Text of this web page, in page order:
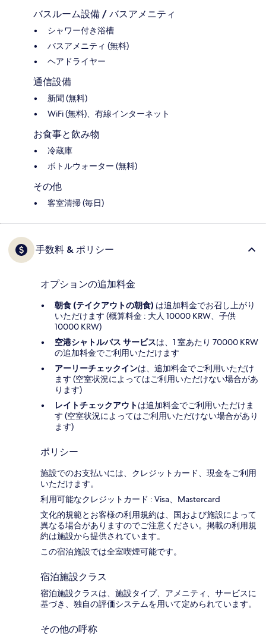
バスルーム設備 / バスアメニティ
シャワー付き浴槽
バスアメニティ (無料)
ヘアドライヤー
通信設備
新聞 (無料)
WiFi (無料)、有線インターネット
お食事と飲み物
冷蔵庫
ボトルウォーター (無料)
その他
客室清掃 (毎日)
手数料 & ポリシー
オプションの追加料金
朝食 (テイクアウトの朝食) は追加料金でお召し上がり
いただけます (概算料金 : 大人 10000 KRW、子供
10000 KRW)
空港シャトルバス サービスは、1 室あたり 70000 KRW
の追加料金でご利用いただけます
アーリーチェックインは、追加料金でご利用いただけ
ます (空室状況によってはご利用いただけない場合があ
ります)
レイトチェックアウトは追加料金でご利用いただけま
す (空室状況によってはご利用いただけない場合があり
ます)
ポリシー
施設でのお支払いには、クレジットカード、現金をご利用
いただけます。
利用可能なクレジットカード : Visa、Mastercard
文化的規範とお客様の利用規約は、国および施設によって
異なる場合がありますのでご注意ください。掲載の利用規
約は施設から提供されています。
この宿泊施設では全室喫煙可能です。
宿泊施設クラス
宿泊施設クラスは、施設タイプ、アメニティ、サービスに
基づき、独自の評価システムを用いて定められています。
その他の呼称